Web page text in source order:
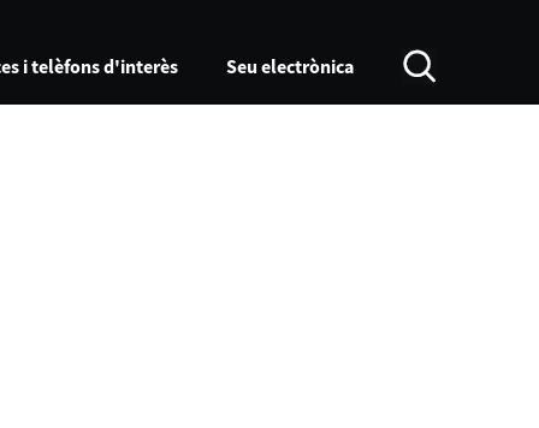
i telèfons d'interès Seu electrònica